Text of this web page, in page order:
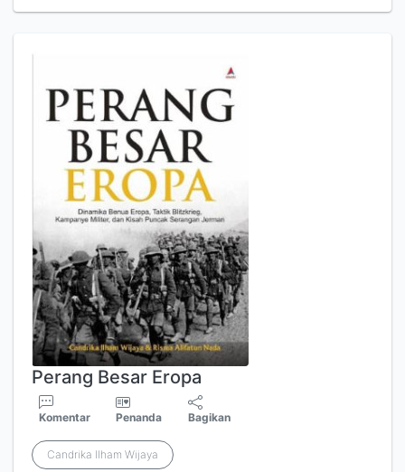
Perang Besar Eropa
Komentar Penanda Bagikan
Candrika Ilham Wijaya